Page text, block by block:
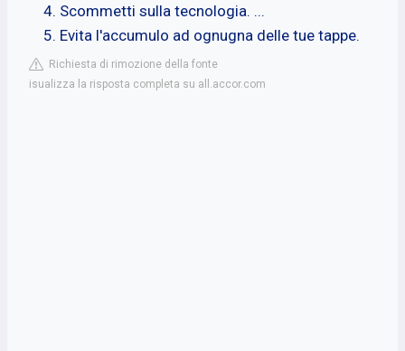
Scommetti sulla tecnologia. ...
Evita l'accumulo ad ognugna delle tue tappe.
Richiesta di rimozione della fonte
isualizza la risposta completa su all.accor.com